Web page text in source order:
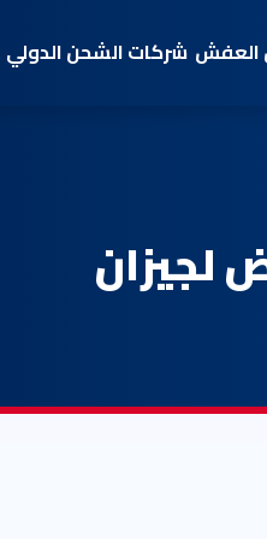
العفش شركات الشحن الدولي
لجيزان